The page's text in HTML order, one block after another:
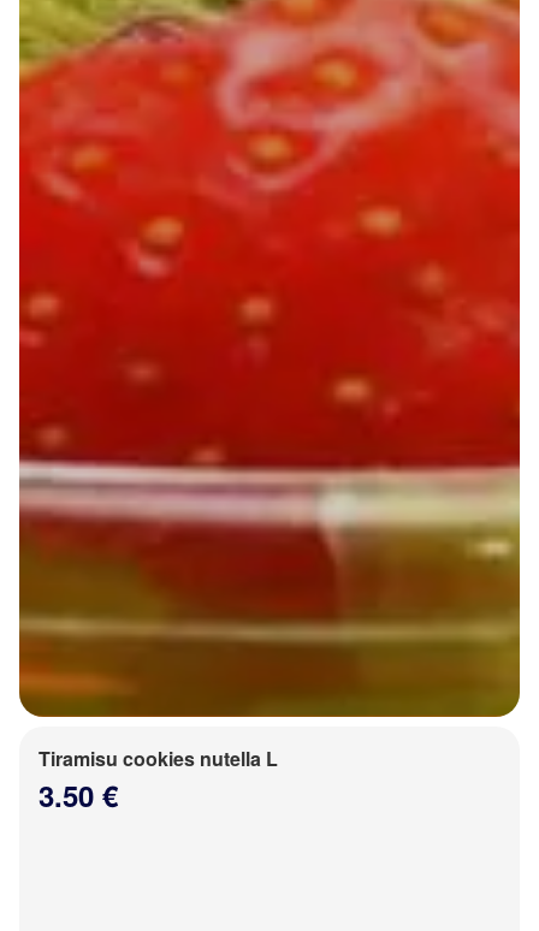
Tiramisu cookies nutella L
3.50 €